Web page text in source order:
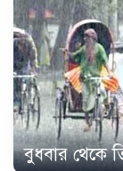
বুধবার থেকে